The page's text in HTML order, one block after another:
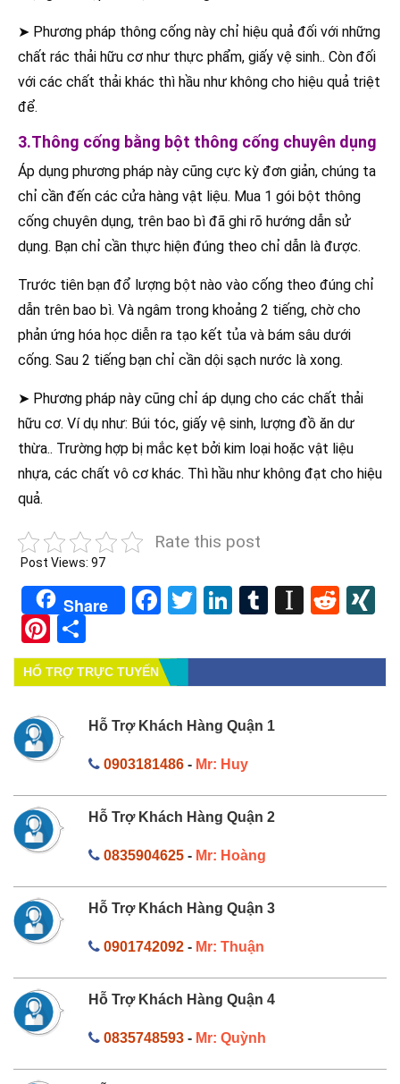
➤ Phương pháp thông cống này chỉ hiệu quả đối với những
chất rác thải hữu cơ như thực phẩm, giấy vệ sinh.. Còn đối
với các chất thải khác thì hầu như không cho hiệu quả triệt
để.
3.Thông cống bằng bột thông cống chuyên dụng
Áp dụng phương pháp này cũng cực kỳ đơn giản, chúng ta
chỉ cần đến các cửa hàng vật liệu. Mua 1 gói bột thông
cống chuyên dụng, trên bao bì đã ghi rõ hướng dẫn sử
dụng. Bạn chỉ cần thực hiện đúng theo chỉ dẫn là được.
Trước tiên bạn đổ lượng bột nào vào cống theo đúng chỉ
dẫn trên bao bì. Và ngâm trong khoảng 2 tiếng, chờ cho
phản ứng hóa học diễn ra tạo kết tủa và bám sâu dưới
cống. Sau 2 tiếng bạn chỉ cần dội sạch nước là xong.
➤ Phương pháp này cũng chỉ áp dụng cho các chất thải
hữu cơ. Ví dụ như: Búi tóc, giấy vệ sinh, lượng đồ ăn dư
thừa.. Trường hợp bị mắc kẹt bởi kim loại hoặc vật liệu
nhựa, các chất vô cơ khác. Thì hầu như không đạt cho hiệu
quả.
Rate this post
Post Views: 97
Share Facebook
TwitterLinkedIn
Tumblr
Pinterest
HỔ TRỢ TRỰC TUYẾN
Hỗ Trợ Khách Hàng Quận 1
0903181486- Mr: Huy
Hỗ Trợ Khách Hàng Quận 2
0835904625- Mr: Hoàng
Hỗ Trợ Khách Hàng Quận 3
0901742092- Mr: Thuận
Hỗ Trợ Khách Hàng Quận 4
0835748593- Mr: Quỳnh